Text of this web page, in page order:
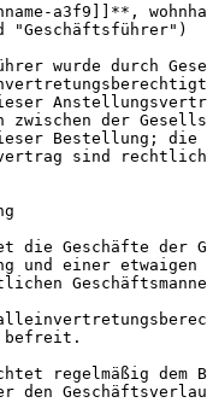
a3f9]]**,
"Geschäftsführer")
wurde durch
zwischen der
Bestellung;
sind
die Geschäfte der
und einer etwaigen
befreit.
regelmäßig dem
den